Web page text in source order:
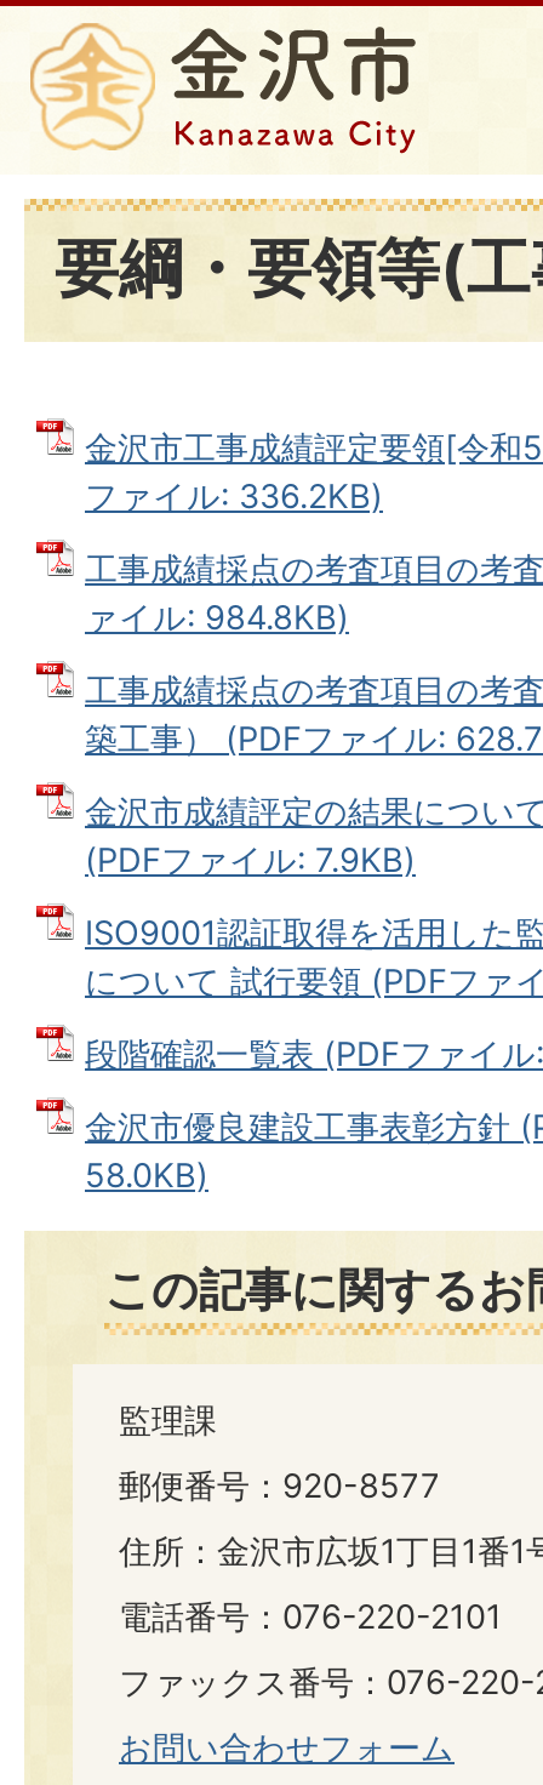
要綱・要領等(
金沢市工事成績評定要領[令和
ファイル: 336.2KB)
工事成績採点の考査項目の考
ァイル: 984.8KB)
工事成績採点の考査項目の考
築工事） (PDFファイル:
金沢市成績評定の結果につい
(PDFファイル: 7.9KB)
ISO9001認証取得を活用した
について 試行要領 (PDFファ
段階確認一覧表 (PDFファイ
金沢市優良建設工事表彰方針
58.0KB)
この記事に関する
監理課
郵便番号：920-8577
住所：金沢市広坂1丁目1番1
電話番号：076-220-2101
ファックス番号：076-
お問い合わせフォーム